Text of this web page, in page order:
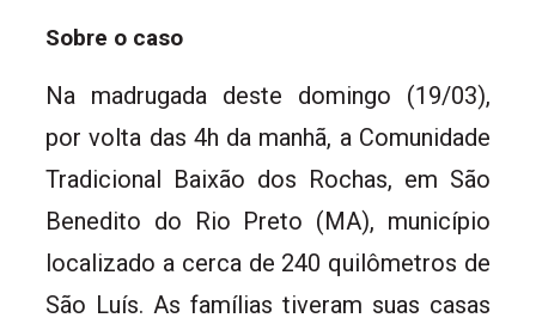
Sobre o caso
Na madrugada deste domingo (19/03),
por volta das 4h da manhã, a Comunidade
Tradicional Baixão dos Rochas, em São
Benedito do Rio Preto (MA), município
localizado a cerca de 240 quilômetros de
São Luís. As famílias tiveram suas casas